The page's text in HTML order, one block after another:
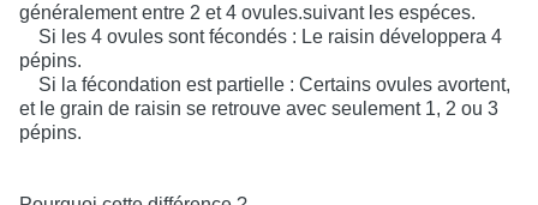
généralement entre 2 et 4 ovules.suivant les espéces.
Si les 4 ovules sont fécondés : Le raisin développera 4
pépins.
Si la fécondation est partielle : Certains ovules avortent,
et le grain de raisin se retrouve avec seulement 1, 2 ou 3
pépins.